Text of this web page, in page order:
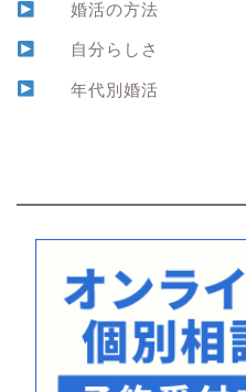
婚活の方法
自分らしさ
年代別婚活